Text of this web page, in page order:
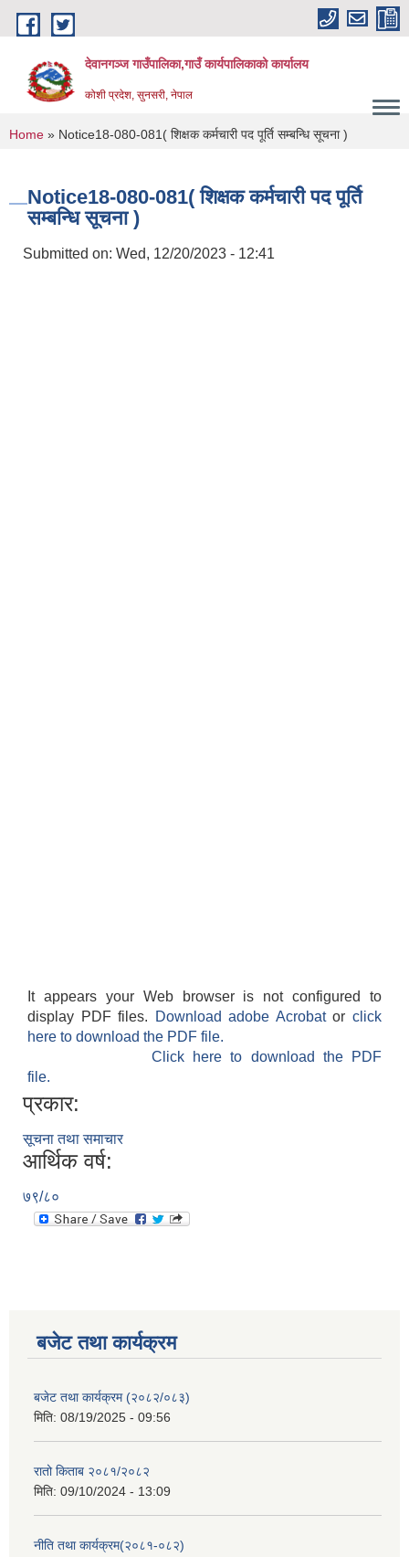
Skip to main content
देवानगञ्ज गाउँपालिका,गाउँ कार्यपालिकाको कार्यालय
कोशी प्रदेश, सुनसरी, नेपाल
You are here
Home » Notice18-080-081( शिक्षक कर्मचारी पद पूर्ति सम्बन्धि सूचना )
Notice18-080-081( शिक्षक कर्मचारी पद पूर्ति
सम्बन्धि सूचना )
Submitted on: Wed, 12/20/2023 - 12:41
It appears your Web browser is not configured to
display PDF files.
Download adobe Acrobatorclick
here to download the PDF file.
Click here to download the PDF
file.
प्रकार:
सूचना तथा समाचार
आर्थिक वर्ष:
७९/८०
बजेट तथा कार्यक्रम
बजेट तथा कार्यक्रम (२०८२/०८३)
मिति: 08/19/2025 - 09:56
रातो किताब २०८१/२०८२
मिति: 09/10/2024 - 13:09
नीति तथा कार्यक्रम(२०८१-०८२)